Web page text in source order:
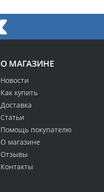
О МАГАЗИНЕ
Новости
Как купить
Доставка
Статьи
Помощь покупателю
О магазине
Отзывы
Контакты